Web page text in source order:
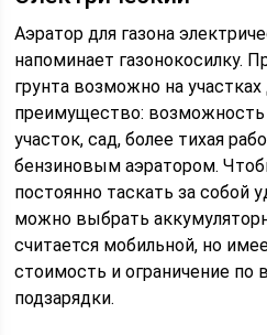
Аэратор для газона
напоминает газонокосилку.
грунта возможно на
преимущество:
участок, сад, более тихая
бензиновым аэратором.
постоянно таскать за собой
можно выбрать
считается мобильной, но
стоимость и ограничение по
подзарядки.